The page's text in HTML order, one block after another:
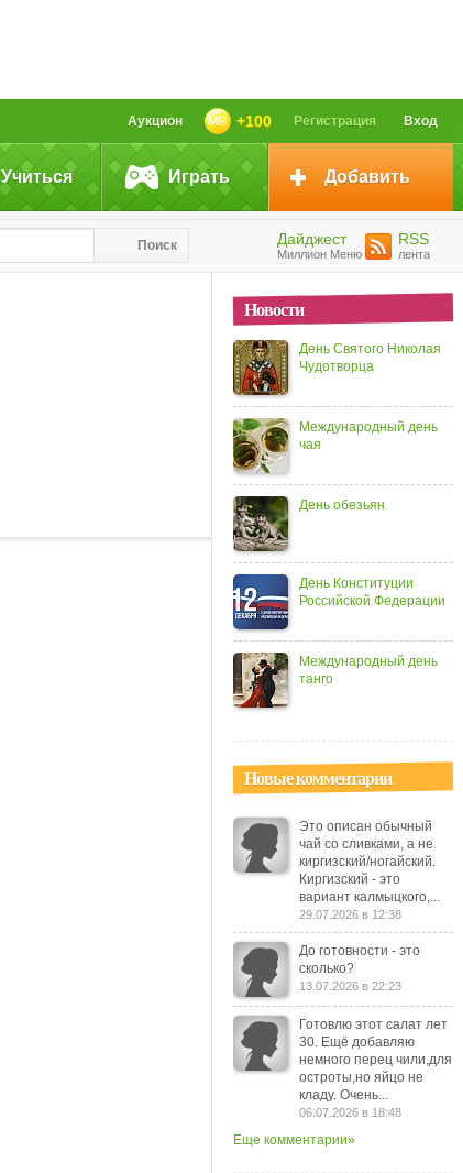
Вход
Регистрация
+100
Аукцион
Учиться Играть Добавить
Поиск Дайджест
Миллион Меню
RSS
лента
Новости
День Святого Николая
Чудотворца
Международный день
чая
День обезьян
День Конституции
Российской Федерации
Международный день
танго
Новые комментарии
Это описан обычный
чай со сливками, а не
киргизский/ногайский.
Киргизский - это
вариант калмыцкого,...
29.07.2026 в 12:38
До готовности - это
сколько?
13.07.2026 в 22:23
Готовлю этот салат лет
30. Ещё добавляю
немного перец чили,для
остроты,но яйцо не
кладу. Очень...
06.07.2026 в 18:48
Еще комментарии»